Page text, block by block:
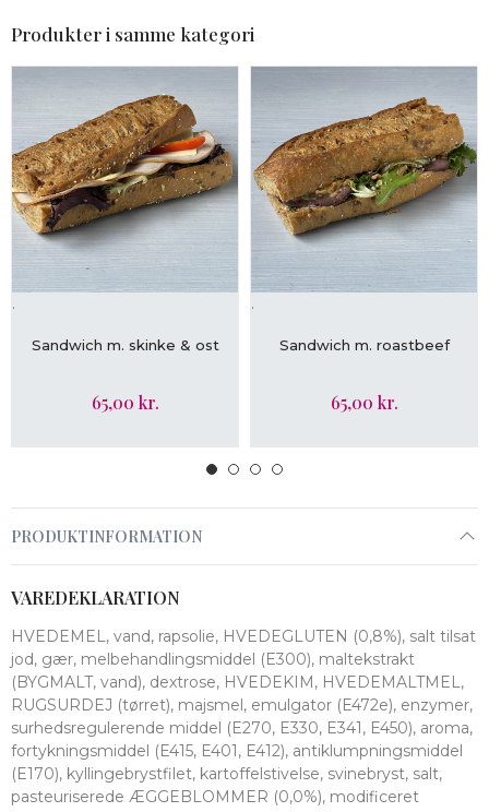
Produkter i samme kategori
LÆG I KURV
.
Sandwich m. skinke & ost
65,00 kr.
LÆG I KURV
.
Sandwich m. roastbeef
65,00 kr.
PRODUKTINFORMATION
VAREDEKLARATION
HVEDEMEL, vand, rapsolie, HVEDEGLUTEN (0,8%), salt tilsat
jod, gær, melbehandlingsmiddel (E300), maltekstrakt
(BYGMALT, vand), dextrose, HVEDEKIM, HVEDEMALTMEL,
RUGSURDEJ (tørret), majsmel, emulgator (E472e), enzymer,
surhedsregulerende middel (E270, E330, E341, E450), aroma,
fortykningsmiddel (E415, E401, E412), antiklumpningsmiddel
(E170), kyllingebrystfilet, kartoffelstivelse, svinebryst, salt,
pasteuriserede ÆGGEBLOMMER (0,0%), modificeret